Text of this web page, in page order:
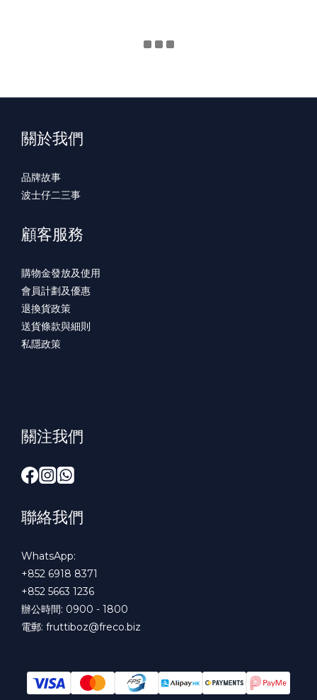
關於我們
品牌故事
波士仔二三事
顧客服務
購物金發放及使用
會員計劃及優惠
退換貨政策
送貨條款與細則
私隱政策
關注我們
聯絡我們
WhatsApp:
+852 6918 8371
+852 5663 1236
辦公時間: 0900 - 1800
電郵: fruttiboz@freco.biz